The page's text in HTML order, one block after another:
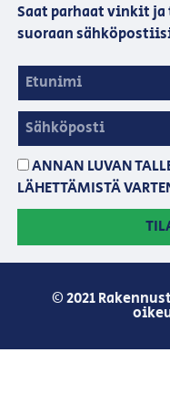
Saat parhaat vinkit
suoraan
ANNAN LUVAN
LÄHETTÄMISTÄ
© 2021